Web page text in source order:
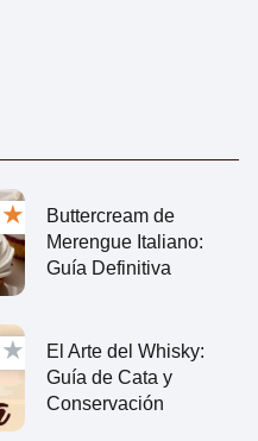
★
Buttercream de
Merengue Italiano:
Guía Definitiva
★
El Arte del Whisky:
Guía de Cata y
Conservación